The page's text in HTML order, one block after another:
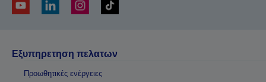
Εξυπηρετηση πελατων
Προωθητικές ενέργειες